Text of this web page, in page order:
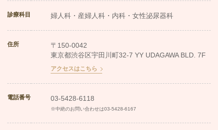
診療科目 婦人科・産婦人科・内科・女性泌尿器科
住所
〒150-0042
東京都渋谷区宇田川町32-7 YY UDAGAWA BLD. 7F
アクセスはこちら
電話番号 03-5428-6118
※中絶のお問い合わせは03-5428-6167